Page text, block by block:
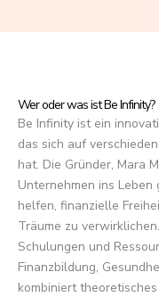
5
Wer oder was ist Be Infinity?
Be Infinity ist ein
das sich auf
hat. Die Gründer, Mara
Unternehmen ins
helfen, finanzielle
Träume zu
Schulungen und
Finanzbildung,
kombiniert